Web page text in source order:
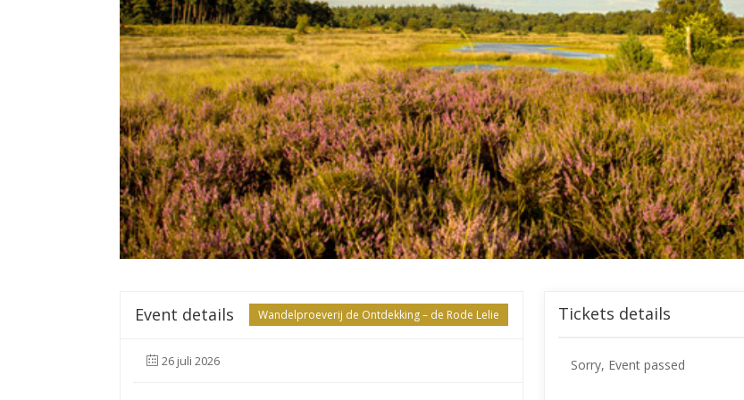
Wandelproeverij de Ontdekking – de Rode Lelie
Event details
26 juli 2026
Tickets details
Sorry, Event passed